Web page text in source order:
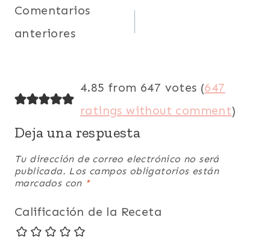
Navegación
de
Comentarios
anteriores
4.85 from 647 votes (647
ratings without comment)
Deja una respuesta
Tu dirección de correo electrónico no será
publicada. Los campos obligatorios están
marcados con *
Calificación de la Receta